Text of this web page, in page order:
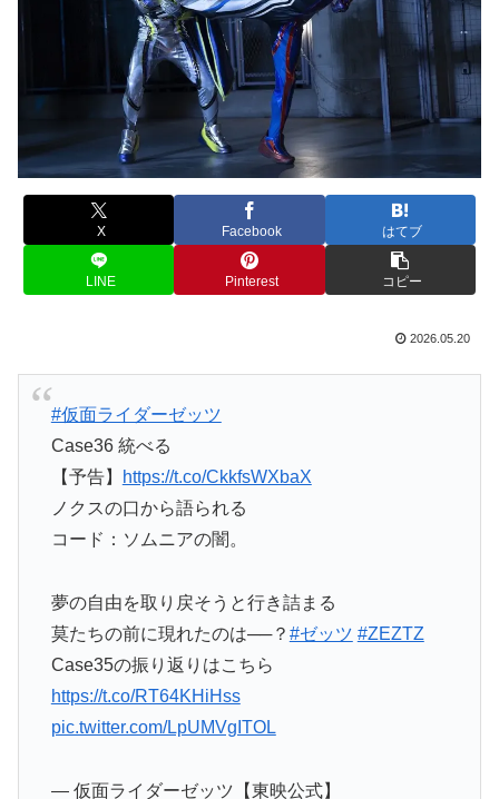
X Facebook はてブ
LINE Pinterest コピー
2026.05.20
#仮面ライダーゼッツ
Case36 統べる
【予告】 https://t.co/CkkfsWXbaX
ノクスの口から語られる
コード：ソムニアの闇。
夢の自由を取り戻そうと行き詰まる
莫たちの前に現れたのは──？
#ゼッツ
#ZEZTZ
Case35の振り返りはこちら
https://t.co/RT64KHiHss
pic.twitter.com/LpUMVgITOL
— 仮面ライダーゼッツ【東映公式】